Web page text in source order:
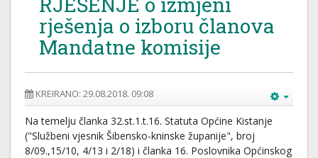
rješenja o izboru članova
Mandatne komisije
KREIRANO: 29.08.2018. 09:08
Na temelju članka 32.st.1.t.16. Statuta Općine Kistanje
("Službeni vjesnik Šibensko-kninske županije", broj
8/09.,15/10, 4/13 i 2/18) i članka 16. Poslovnika Općinskog